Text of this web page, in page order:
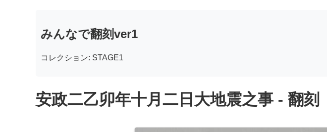
みんなで翻刻ver1
コレクション: STAGE1
安政二乙卯年十月二日大地震之事 - 翻刻